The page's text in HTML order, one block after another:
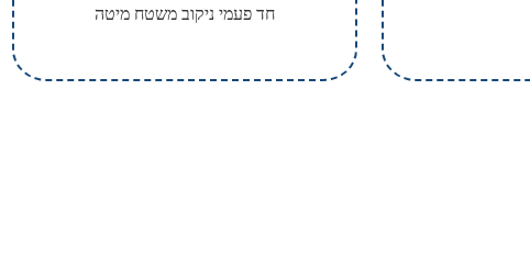
חד פעמי ניקוב משטח מיטה